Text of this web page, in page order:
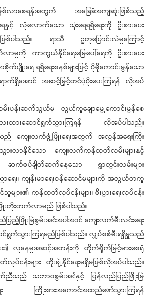
ားဖြစ်လာစေရန်အတွက် အခြေခံအကျဆုံးဖြစ်သည့်
င့် လုံလောက်သော သုံးရေရရှိရေးကို ဦးစားပေး
ဖြစ်ပါသည်။ ရာသီ ဥတုပြောင်းလဲမှုကြောင့်
က်လာမှုကို ကာကွယ်နိုင်ရေးမြေပေါ်ရေကို ဦးစားပေး
က်ပျိုးရေ ရရှိရေးစနစ်များဖြင့် ပိုမိုကောင်းမွန်သော
က်ရှိအောင် အဆင့်မြှင့်တင်ပံ့ပိုးပေးကြရန် လိုအပ်
ပန်းဆက်သွယ်မှု လွယ်ကူချောမွေ့ကောင်းမွန်စေ
ားဆောင်ရွက်သွားကြရန် လိုအပ်ပါသည်။
ည် ကျေးလက်ဖွံ့ဖြိုးရေးအတွက် အလွန်အရေးကြီး
ားလာနိုင်သော ကျေးလက်ကုန်ထုတ်လမ်းများနှင့်
ဆက်စပ်ချိတ်ဆက်နေသော ရွာတွင်းလမ်းများ
ရေး၊ ကျန်းမာရေးဝန်ဆောင်မှုများကို အလွယ်တကူ
များ၏ ကုန်ထုတ်လုပ်ငန်းများ၊ စီးပွားရေးလုပ်ငန်း
ြိုးတိုးတက်လာမည် ဖြစ်ပါသည်။
ပြည့်ဖြိုးမြဲစွမ်းအင်အပါအဝင် ကျေးလက်မီးလင်းရေး
က်သွားကြရမည်ဖြစ်ပါသည်။ လျှပ်စစ်မီးရရှိမှုသည်
း၏ လူနေမှုအဆင့်အတန်းကို တိုက်ရိုက်မြင့်မားစေရုံ
န်းများ တိုးချဲ့နိုင်ရေးမရှိမဖြစ်လိုအပ်ပါသည်။
သည့် သဘာဝစွမ်းအင်နှင့် ပြန်လည်ပြည့်ဖြိုးမြဲ
ရေး ကြိုးစားအကောင်အထည်ဖော်သွားကြရန်